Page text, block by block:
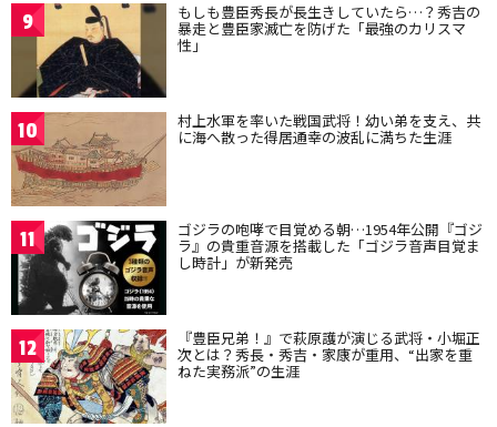
9 もしも豊臣秀長が長生きしていたら…？秀吉の
暴走と豊臣家滅亡を防げた「最強のカリスマ
性」
10 村上水軍を率いた戦国武将！幼い弟を支え、共
に海へ散った得居通幸の波乱に満ちた生涯
11 ゴジラの咆哮で目覚める朝…1954年公開『ゴジ
ラ』の貴重音源を搭載した「ゴジラ音声目覚ま
し時計」が新発売
12 『豊臣兄弟！』で萩原護が演じる武将・小堀正
次とは？秀長・秀吉・家康が重用、“出家を重
ねた実務派”の生涯